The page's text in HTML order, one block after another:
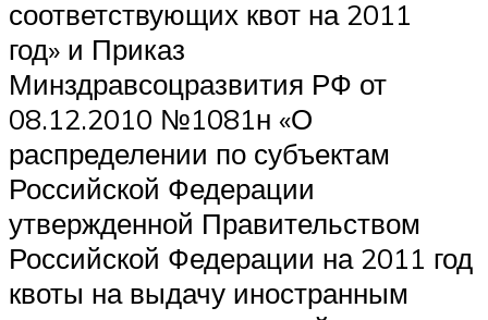
соответствующих квот на 2011
год» и Приказ
Минздравсоцразвития РФ от
08.12.2010 №1081н «О
распределении по субъектам
Российской Федерации
утвержденной Правительством
Российской Федерации на 2011 год
квоты на выдачу иностранным